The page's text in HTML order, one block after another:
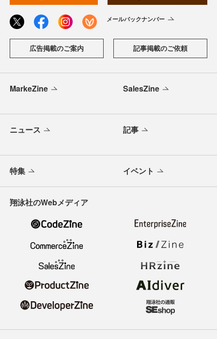
メールバックナンバー
広告掲載のご案内 記事掲載のご依頼
MarkeZine SalesZine
ニュース 記事
特集 イベント
翔泳社のWebメディア